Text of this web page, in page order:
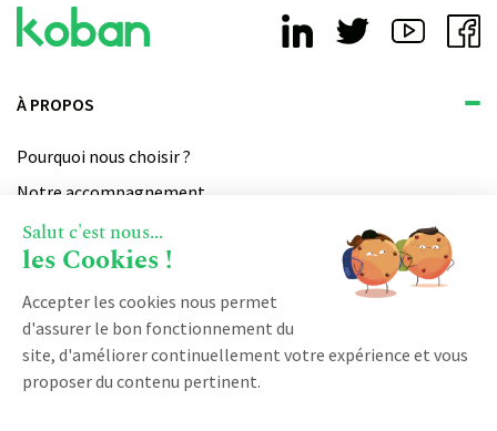
À PROPOS
Pourquoi nous choisir ?
Notre accompagnement
Qui sommes-nous ?
Devenir partenaire
Notre certification qualiopi
PRODUIT
Salut c'est nous...
les Cookies !
Accepter les cookies nous permet
d'assurer le bon fonctionnement du
site, d'améliorer continuellement votre expérience et vous
proposer du contenu pertinent.